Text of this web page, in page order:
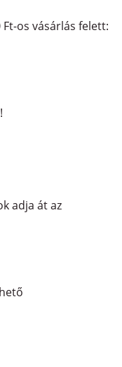
os vásárlás felett:
adja át az